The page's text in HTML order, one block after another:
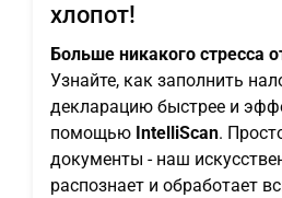
хлопот!
Больше никакого стресса
Узнайте, как заполнить
декларацию быстрее и
помощью IntelliScan.
документы - наш
распознает и обработает